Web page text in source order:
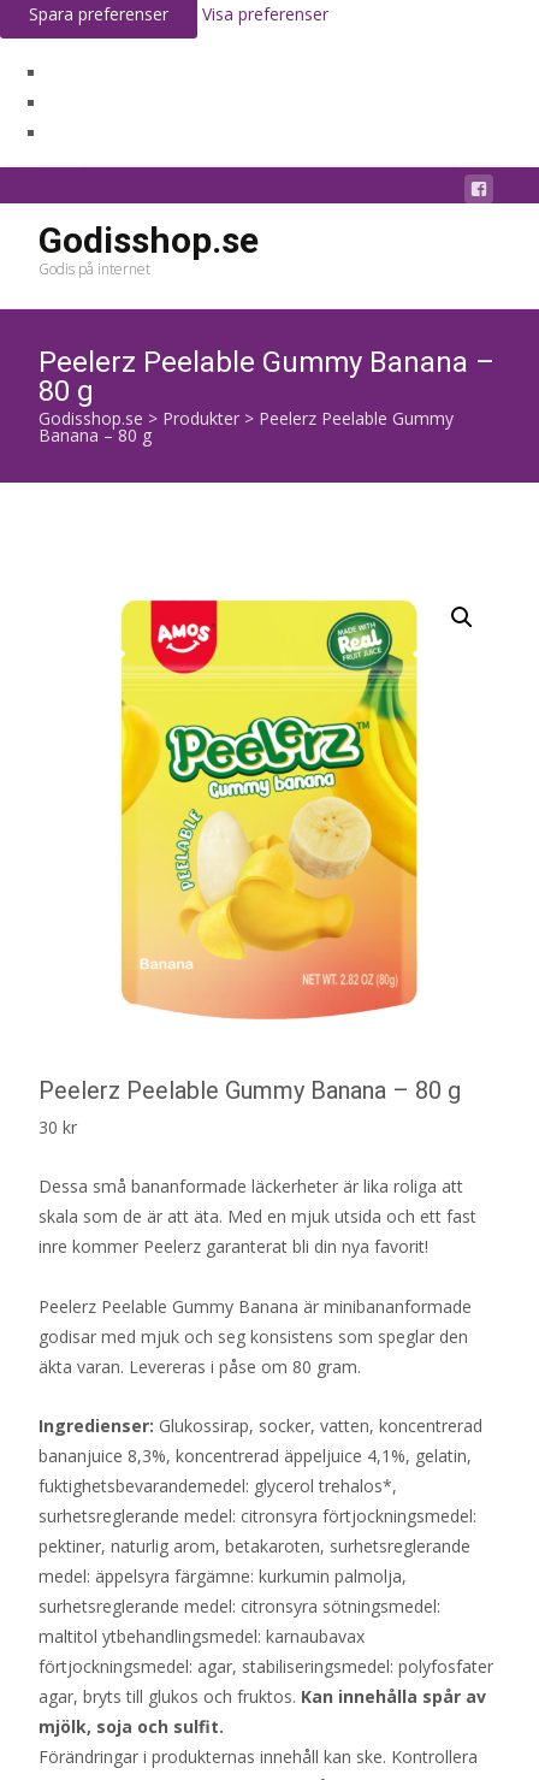
Spara preferenser Visa preferenser
Godisshop.se
Godis på internet
Peelerz Peelable Gummy Banana –
80 g
Godisshop.se > Produkter > Peelerz Peelable Gummy
Banana – 80 g
Peelerz Peelable Gummy Banana – 80 g
30 kr
Dessa små bananformade läckerheter är lika roliga att
skala som de är att äta. Med en mjuk utsida och ett fast
inre kommer Peelerz garanterat bli din nya favorit!
Peelerz Peelable Gummy Banana är minibananformade
godisar med mjuk och seg konsistens som speglar den
äkta varan. Levereras i påse om 80 gram.
Ingredienser: Glukossirap, socker, vatten, koncentrerad
bananjuice 8,3%, koncentrerad äppeljuice 4,1%, gelatin,
fuktighetsbevarandemedel: glycerol trehalos*,
surhetsreglerande medel: citronsyra förtjockningsmedel:
pektiner, naturlig arom, betakaroten, surhetsreglerande
medel: äppelsyra färgämne: kurkumin palmolja,
surhetsreglerande medel: citronsyra sötningsmedel:
maltitol ytbehandlingsmedel: karnaubavax
förtjockningsmedel: agar, stabiliseringsmedel: polyfosfater
agar, bryts till glukos och fruktos. Kan innehålla spår av
mjölk, soja och sulfit.
Förändringar i produkternas innehåll kan ske. Kontrollera